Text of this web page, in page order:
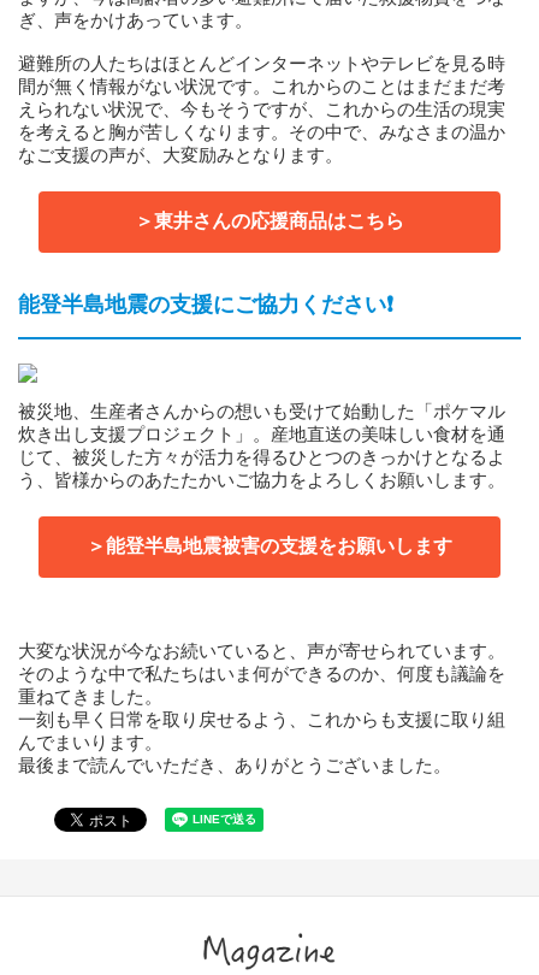
ぎ、声をかけあっています。
避難所の人たちはほとんどインターネットやテレビを見る時
間が無く情報がない状況です。これからのことはまだまだ考
えられない状況で、今もそうですが、これからの生活の現実
を考えると胸が苦しくなります。その中で、みなさまの温か
なご支援の声が、大変励みとなります。
＞東井さんの応援商品はこちら
能登半島地震の支援にご協力ください❗️
被災地、生産者さんからの想いも受けて始動した「ポケマル
炊き出し支援プロジェクト」。産地直送の美味しい食材を通
じて、被災した方々が活力を得るひとつのきっかけとなるよ
う、皆様からのあたたかいご協力をよろしくお願いします。
＞能登半島地震被害の支援をお願いします
大変な状況が今なお続いていると、声が寄せられています。
そのような中で私たちはいま何ができるのか、何度も議論を
重ねてきました。
一刻も早く日常を取り戻せるよう、これからも支援に取り組
んでまいります。
最後まで読んでいただき、ありがとうございました。